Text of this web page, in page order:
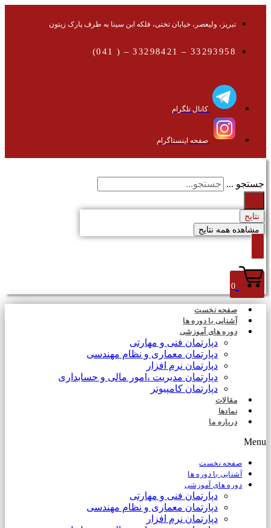
تبریز، ولیعصر، خیابان تختی، فلکه ابن سینا به طرف پارک زیتون
33293958 – 33298421 – ( 041)
کانال تلگرام
صفحه اینستاگرام
جستجو ...
نتایج
مشاهده همه نتایج
0
صفحه نخست
آشنایی با دوره ها
دوره های آموزشی
دپارتمان فنی و مهارتی
دپارتمان معماری و نظام مهندسی
دپارتمان نرم افزار
دپارتمان مدیریت ،امور مالی و حسابداری
دپارتمان کامپیوتر
مقالات
نمادها
درباره ما
Menu
صفحه نخست
آشنایی با دوره ها
دوره های آموزشی
دپارتمان فنی و مهارتی
دپارتمان معماری و نظام مهندسی
دپارتمان نرم افزار